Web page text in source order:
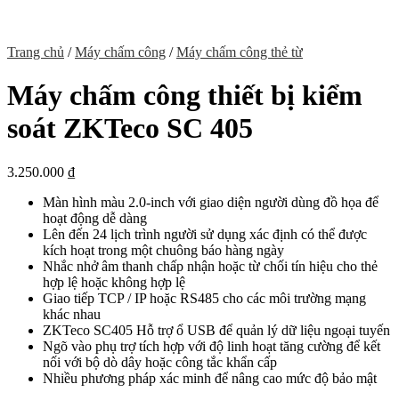
Trang chủ / Máy chấm công / Máy chấm công thẻ từ
Máy chấm công thiết bị kiểm
soát ZKTeco SC 405
3.250.000 ₫
Màn hình màu 2.0-inch với giao diện người dùng đồ họa để
hoạt động dễ dàng
Lên đến 24 lịch trình người sử dụng xác định có thể được
kích hoạt trong một chuông báo hàng ngày
Nhắc nhở âm thanh chấp nhận hoặc từ chối tín hiệu cho thẻ
hợp lệ hoặc không hợp lệ
Giao tiếp TCP / IP hoặc RS485 cho các môi trường mạng
khác nhau
ZKTeco SC405 Hỗ trợ ổ USB để quản lý dữ liệu ngoại tuyến
Ngõ vào phụ trợ tích hợp với độ linh hoạt tăng cường để kết
nối với bộ dò dây hoặc công tắc khẩn cấp
Nhiều phương pháp xác minh để nâng cao mức độ bảo mật